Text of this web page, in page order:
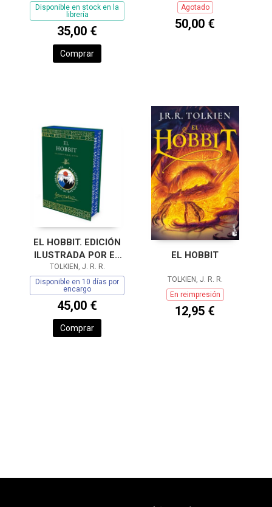
REVISADA)
Disponible en stock en la
librería
35,00 €
Comprar
Agotado
50,00 €
EL HOBBIT. EDICIÓN
ILUSTRADA POR EL
AUTOR
TOLKIEN, J. R. R.
Disponible en 10 días por
encargo
45,00 €
Comprar
EL HOBBIT
TOLKIEN, J. R. R.
En reimpresión
12,95 €